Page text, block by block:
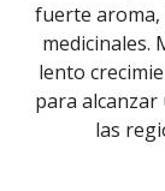
fuerte
medicinales.
lento
para
las